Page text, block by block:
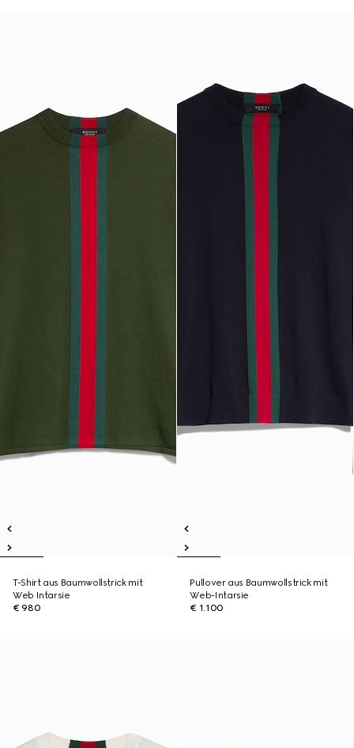
T-Shirt aus Baumwollstrick mit
Web Intarsie
€ 980
Pullover aus Baumwollstrick mit
Web-Intarsie
€ 1.100